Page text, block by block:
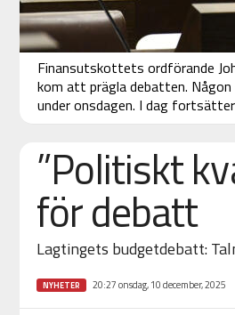
Finansutskottets ordförande
kom att prägla debatten.
under onsdagen. I dag
”Politiskt
för debatt
Lagtingets budgetdebatt:
NYHETER 20:27 onsdag, 10 december, 2025